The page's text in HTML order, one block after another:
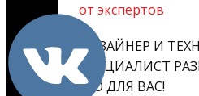
от экспертов
ДИЗАЙНЕР И
СПЕЦИАЛИСТ
ЕГО ДЛЯ ВАС!